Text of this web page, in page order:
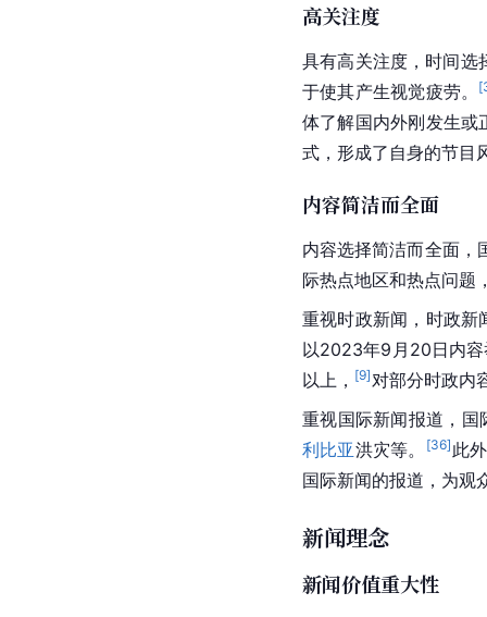
高关注度
具有高关注度，时间选
于使其产生视觉疲劳。
[
体了解国内外刚发生或
式，形成了自身的节目
内容简洁而全面
内容选择简洁而全面，
际热点地区和热点问题
重视时政新闻，时政新
以2023年9月20日内容
以上， [9]对部分时政内
重视国际新闻报道，国
利比亚洪灾等。 [36] 此
国际新闻的报道，为观
新闻理念
新闻价值重大性